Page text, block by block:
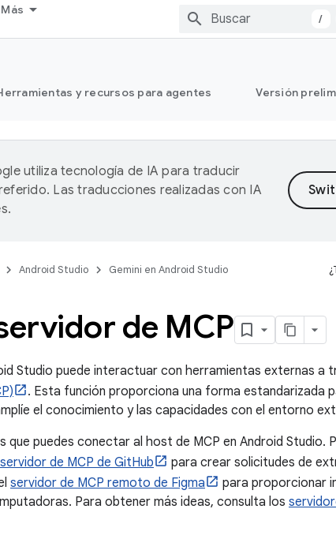
Más
/
y recursos para agentes Versión
utiliza tecnología de IA para traducir
Las traducciones realizadas con IA
Android Studio Gemini en Android Studio
de MCP
Studio puede interactuar con herramientas externas a
. Esta función proporciona una forma estandarizada
el conocimiento y las capacidades con el entorno
que puedes conectar al host de MCP en Android Studio.
servidor de MCP de GitHub
para crear solicitudes de
servidor de MCP remoto de Figma
para proporcionar
Para obtener más ideas, consulta los